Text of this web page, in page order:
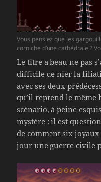
Vous pensiez que les
corniche d’une cathédrale ?
Le titre a beau ne pas
difficile de nier la
avec ses deux
qu’il reprend le même
scénario, à peine
mystère : il est
de comment six
jour une guerre civile